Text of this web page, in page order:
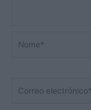
electrónico*